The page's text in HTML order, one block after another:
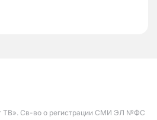
ТВ». Св-во о регистрации СМИ ЭЛ №ФС